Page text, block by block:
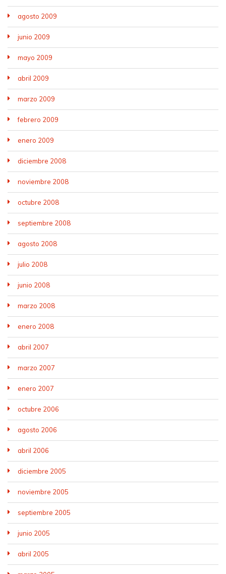
agosto 2009
junio 2009
mayo 2009
abril 2009
marzo 2009
febrero 2009
enero 2009
diciembre 2008
noviembre 2008
octubre 2008
septiembre 2008
agosto 2008
julio 2008
junio 2008
marzo 2008
enero 2008
abril 2007
marzo 2007
enero 2007
octubre 2006
agosto 2006
abril 2006
diciembre 2005
noviembre 2005
septiembre 2005
junio 2005
abril 2005